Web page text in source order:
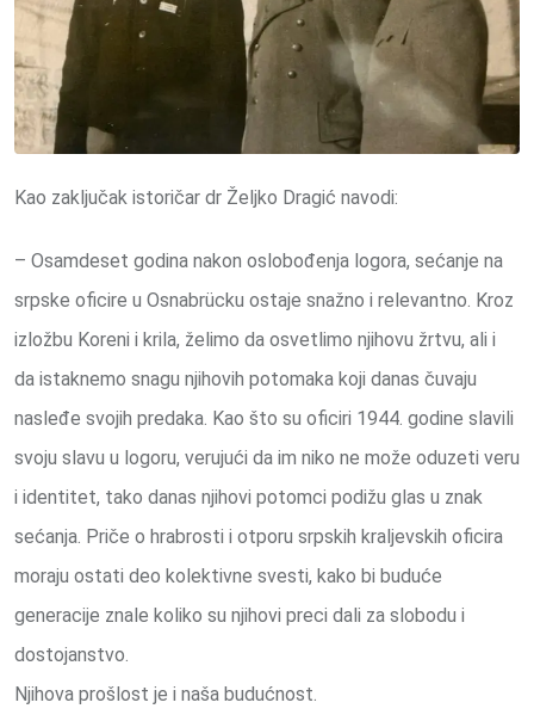
Kao zaključak istoričar dr Željko Dragić navodi:
– Osamdeset godina nakon oslobođenja logora, sećanje na
srpske oficire u Osnabrücku ostaje snažno i relevantno. Kroz
izložbu Koreni i krila, želimo da osvetlimo njihovu žrtvu, ali i
da istaknemo snagu njihovih potomaka koji danas čuvaju
nasleđe svojih predaka. Kao što su oficiri 1944. godine slavili
svoju slavu u logoru, verujući da im niko ne može oduzeti veru
i identitet, tako danas njihovi potomci podižu glas u znak
sećanja. Priče o hrabrosti i otporu srpskih kraljevskih oficira
moraju ostati deo kolektivne svesti, kako bi buduće
generacije znale koliko su njihovi preci dali za slobodu i
dostojanstvo.
Njihova prošlost je i naša budućnost.